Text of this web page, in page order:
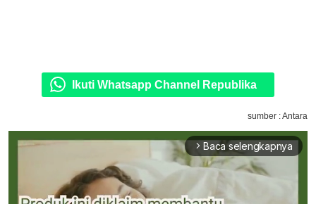
Ikuti Whatsapp Channel Republika
sumber : Antara
arrow_forward_ios Baca selengkapnya